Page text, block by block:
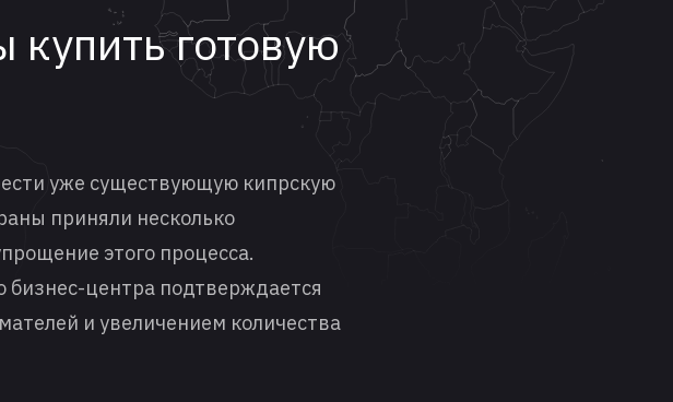
купить готовую
уже существующую кипрскую
приняли несколько
этого процесса.
центра подтверждается
и увеличением количества